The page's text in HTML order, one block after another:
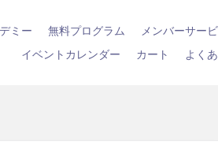
ミー 無料プログラム
メンバーサー
イベントカレンダー
カート よく